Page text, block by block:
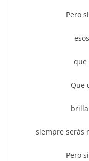
Pero
que
Que
siempre serás
Pero